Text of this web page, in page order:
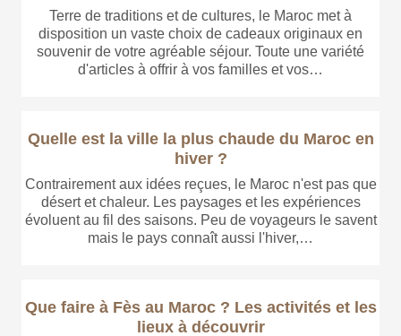
Terre de traditions et de cultures, le Maroc met à
disposition un vaste choix de cadeaux originaux en
souvenir de votre agréable séjour. Toute une variété
d'articles à offrir à vos familles et vos…
Quelle est la ville la plus chaude du Maroc en
hiver ?
Contrairement aux idées reçues, le Maroc n'est pas que
désert et chaleur. Les paysages et les expériences
évoluent au fil des saisons. Peu de voyageurs le savent
mais le pays connaît aussi l'hiver,…
Que faire à Fès au Maroc ? Les activités et les
lieux à découvrir